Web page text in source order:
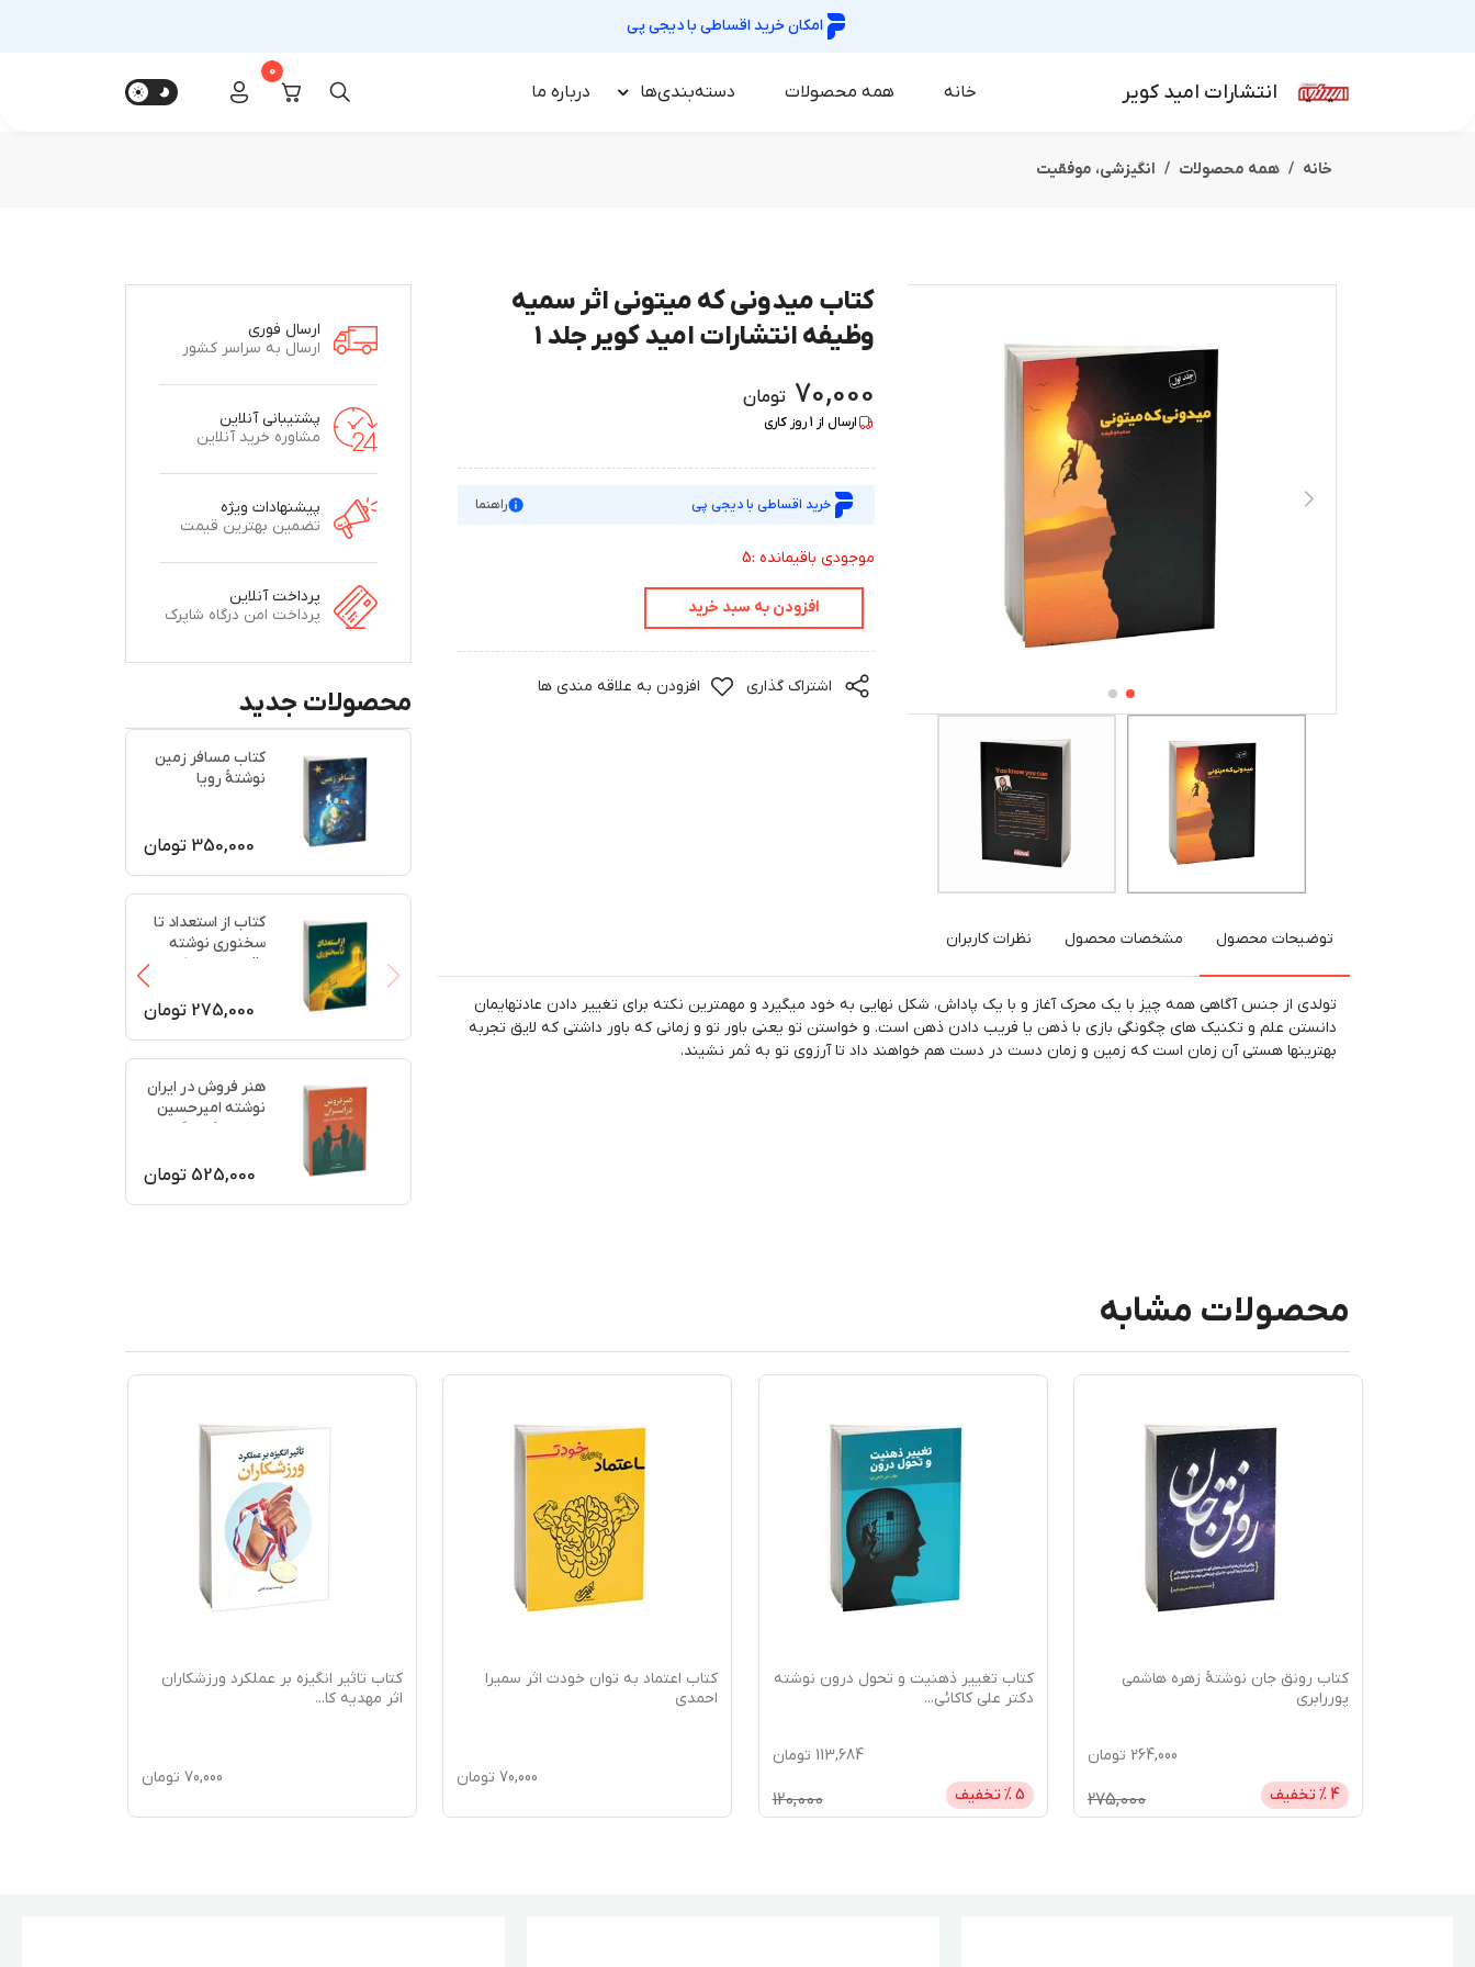
امکان خرید اقساطی بادیجی پی
انتشارات امید کویر خانه همه محصولات دسته‌بندی‌ها درباره‌ ما
0
خانه همه محصولات انگیزشی،‌ موفقیت
کتاب میدونی که میتونی اثر سمیه
وظیفه انتشارات امید کویر جلد 1
70,000 تومان
ارسال از 1روز کاری
خرید اقساطی با دیجی پی راهنما
موجودی باقیمانده :5
افزودن به سبد خرید
اشتراک گذاری افزودن به علاقه مندی ها
توضیحات محصول مشخصات محصول نظرات کاربران
تولدی از جنس آگاهی همه چیز با یک محرک آغاز و با یک پاداش، شکل نهایی به خود میگیرد و مهمترین نکته برای تغییر دادن عادتهایمان
دانستن علم و تکنیک های چگونگی بازی با ذهن یا فریب دادن ذهن است. و خواستن تو یعنی باور تو و زمانی که باور داشتی که لایق تجربه
بهترینها هستی آن زمان است که زمین و زمان دست در دست هم خواهند داد تا آرزوی تو به ثمر نشیند.
ارسال فوری
ارسال به سراسر کشور
پشتیبانی آنلاین
مشاوره خرید آنلاین
پیشنهادات ویژه
تضمین بهترین قیمت
پرداخت آنلاین
پرداخت امن درگاه شاپرک
محصولات جدید
کتاب مسافر زمین
نوشتۀ رویا
350,000 تومان
کتاب از استعداد تا
سخنوری نوشته
رقیه امیری نژاد
275,000 تومان
هنر فروش در ایران
نوشته امیرحسین
جعفری فرسنگی
525,000 تومان
محصولات مشابه
کتاب رونق جان نوشتۀ زهره هاشمی
پوررابری
264,000 تومان
4 % تخفیف 275,000
کتاب تغییر ذهنیت و تحول درون نوشته
دکتر علی کاکائی...
113,684 تومان
5% تخفیف 120,000
کتاب اعتماد به توان خودت اثر سمیرا
احمدی
70,000 تومان
کتاب تاثیر انگیزه بر عملکرد ورزشکاران
اثر مهدیه کا...
70,000 تومان